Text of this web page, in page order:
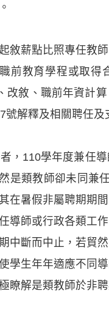
敘薪點比照專任教
前教育學程或取得
敘、職前年資計
解釋及相關聘任及
，110學年度兼任
是類教師卻未同兼
在暑假非屬聘期期
導師或行政各類工
斷而中止，若貿
學生年年適應不同
瞭解是類教師於非